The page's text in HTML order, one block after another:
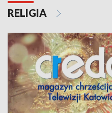
RELIGIA